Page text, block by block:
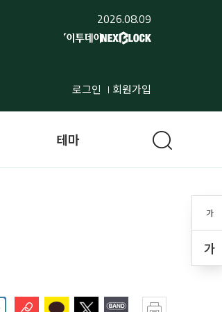
2026.08.09
로그인 회원가입
가
가
테마